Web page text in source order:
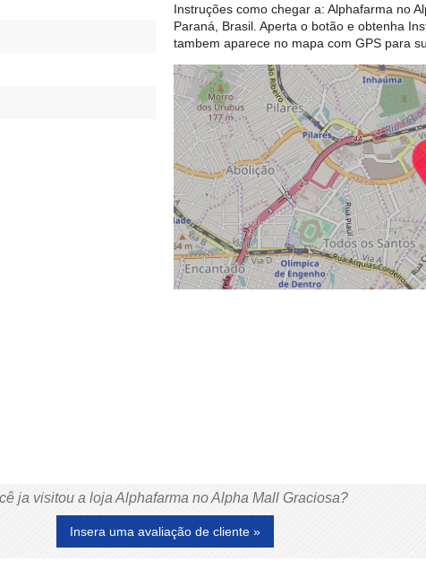
Instruções como chegar a: Alphafarma no
Paraná, Brasil. Aperta o botão e obtenha
tambem aparece no mapa com GPS para
ja visitou a loja Alphafarma no Alpha Mall Graciosa?
Insera uma avaliação de cliente »